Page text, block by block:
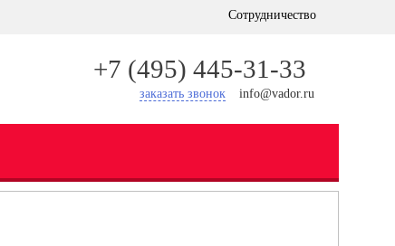
Сотрудничество
+7 (495) 445-31-33
заказать звонок info@vador.ru